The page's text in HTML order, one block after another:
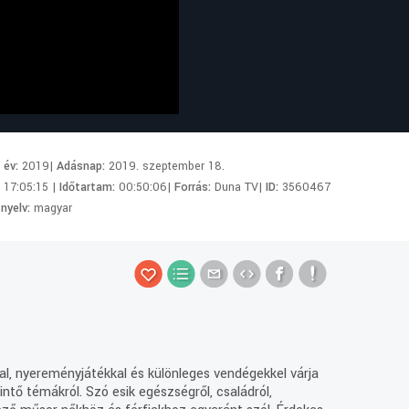
év:2019|Adásnap:2019. szeptember 18.
17:05:15 |Időtartam:00:50:06|Forrás:Duna TV|ID: 3560467
magyar
nyereményjátékkal és különleges vendégekkel várja
témákról. Szó esik egészségről, családról,